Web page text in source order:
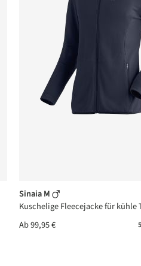
Sinaia M
Kuschelige Fleecejacke für kühle
Ab99,95 €